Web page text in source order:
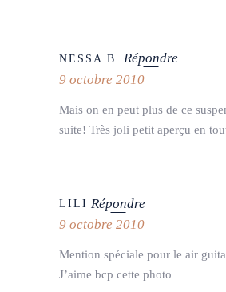
NESSA B.
Répondre
9 octobre 2010
Mais on en peut plus de ce
suite! Très joli petit aperçu en
LILI Répondre
9 octobre 2010
Mention spéciale pour le air
J’aime bcp cette photo